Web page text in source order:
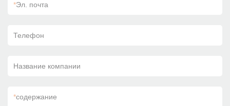
*Эл. почта
Телефон
Название компании
*содержание